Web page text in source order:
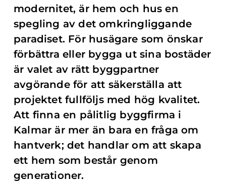
modernitet, är hem och hus en
spegling av det omkringliggande
paradiset. För husägare som önskar
förbättra eller bygga ut sina bostäder
är valet av rätt byggpartner
avgörande för att säkerställa att
projektet fullföljs med hög kvalitet.
Att finna en pålitlig byggfirma i
Kalmar är mer än bara en fråga om
hantverk; det handlar om att skapa
ett hem som består genom
generationer.